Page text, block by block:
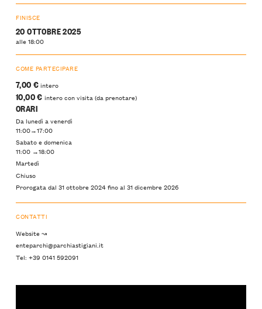
FINISCE
20 OTTOBRE 2025
alle 18:00
COME PARTECIPARE
7,00 €intero
10,00 € intero con visita (da prenotare)
ORARI
Da lunedì a venerdì
11:00→17:00
Sabato e domenica
11:00 →18:00
Martedì
Chiuso
Prorogata dal 31 ottobre 2024 fino al 31 dicembre 2026
CONTATTI
Website ↝
enteparchi@parchiastigiani.it
Tel: +39 0141 592091